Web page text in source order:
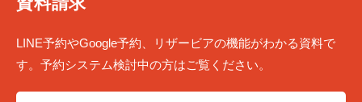
LINE予約やGoogle予約、リザービアの機能がわかる資料で
す。予約システム検討中の方はご覧ください。